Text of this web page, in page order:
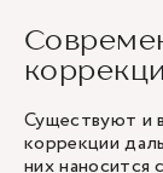
Существуют и
коррекции
них наносится